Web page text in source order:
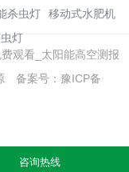
杀虫灯
移动式水肥机
灯
观看_太阳能高空测报
备案号：豫ICP备
咨询热线